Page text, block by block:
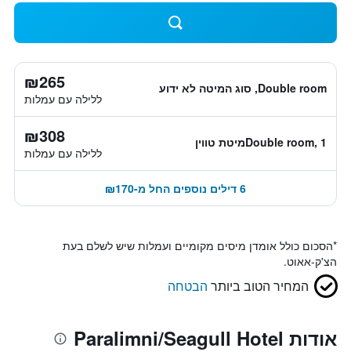
Double room, סוג המיטה לא ידוע ₪265
ללילה עם עמלות
Double room, 1מיטת טווין ₪308
ללילה עם עמלות
6 דילים נוספים החל מ-₪170
*הסכום כולל אומדן מיסים מקומיים ועמלות שיש לשלם בעת
הצ'ק-אאוט.
המחיר הטוב ביותר הבטחה
אודות Paralimni/Seagull Hotel